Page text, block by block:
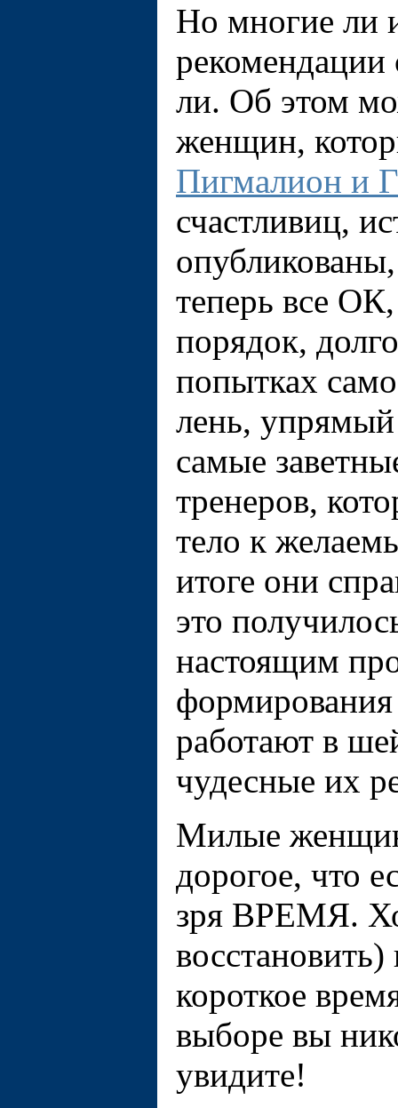
Но многие ли
рекомендации
ли. Об этом
женщин,
Пигмалион и
счастливиц,
теперь всe
порядок,
попытках
лень, упрямый
самые
тренеров,
тело к
итоге они
это
настоящим
работают в
чудесные их
Милые
дорогое, что
зря ВРЕМЯ.
короткое
выборе вы
увидите!